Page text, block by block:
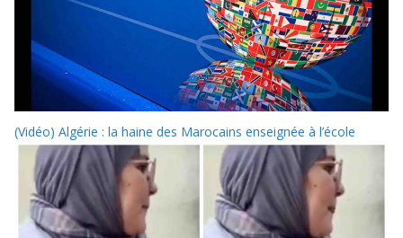
(Vidéo) Algérie : la haine des Marocains enseignée à l’école